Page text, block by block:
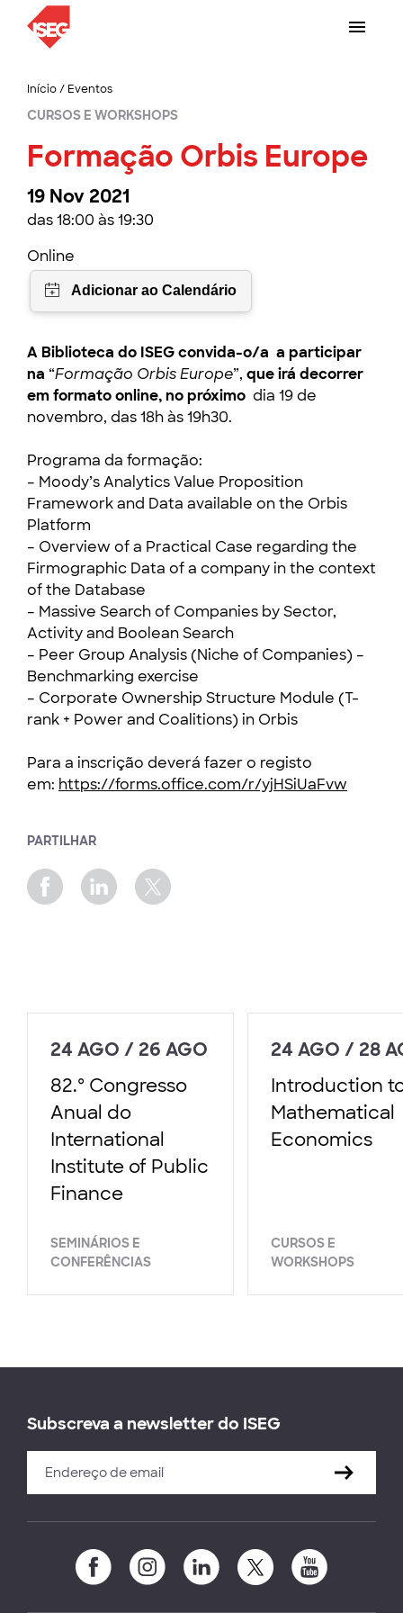
Início/ Eventos
CURSOS E WORKSHOPS
Formação Orbis Europe
19 Nov 2021
das 18:00 às 19:30
Online
A Biblioteca do ISEG convida-o/a a participar
na “Formação Orbis Europe”, que irá decorrer
em formato online, no próximo dia 19 de
novembro, das 18h às 19h30.
Programa da formação:
– Moody’s Analytics Value Proposition
Framework and Data available on the Orbis
Platform
– Overview of a Practical Case regarding the
Firmographic Data of a company in the context
of the Database
– Massive Search of Companies by Sector,
Activity and Boolean Search
– Peer Group Analysis (Niche of Companies) –
Benchmarking exercise
– Corporate Ownership Structure Module (T-
rank + Power and Coalitions) in Orbis
Para a inscrição deverá fazer o registo
em: https://forms.office.com/r/yjHSiUaFvw
PARTILHAR
24 AGO / 26 AGO
82.º Congresso
Anual do
International
Institute of Public
Finance
SEMINÁRIOS E
CONFERÊNCIAS
24 AGO / 28
Introduction
Mathematical
Economics
CURSOS E
WORKSHOPS
Subscreva a newsletter do ISEG